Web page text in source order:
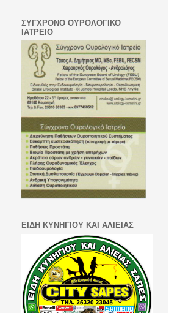
ΣΥΓΧΡΟΝΟ ΟΥΡΟΛΟΓΙΚΟ
ΙΑΤΡΕΙΟ
ΕΙΔΗ ΚΥΝΗΓΙΟΥ ΚΑΙ ΑΛΙΕΙΑΣ